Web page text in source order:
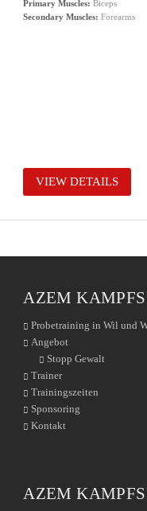
Primary Muscles: Biceps
Secondary Muscles: Forearms
VIEW DETAILS
AZEM
Probetraining in Wil und
Angebot
Stopp Gewalt
Trainer
Trainingszeiten
Sponsoring
Kontakt
AZEM